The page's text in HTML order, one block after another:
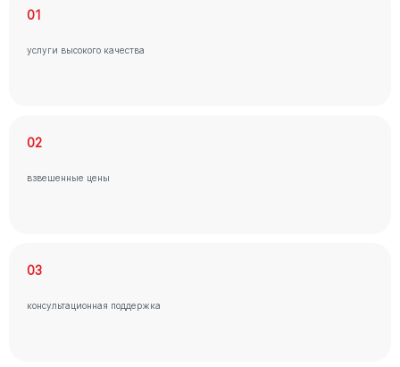
01
услуги высокого качества
02
взвешенные цены
03
консультационная поддержка